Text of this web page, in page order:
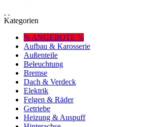
Kategorien
% ANGEBOTE %
Aufbau & Karosserie
Außenteile
Beleuchtung
Bremse
Dach & Verdeck
Elektrik
Felgen & Räder
Getriebe
Heizung & Auspuff